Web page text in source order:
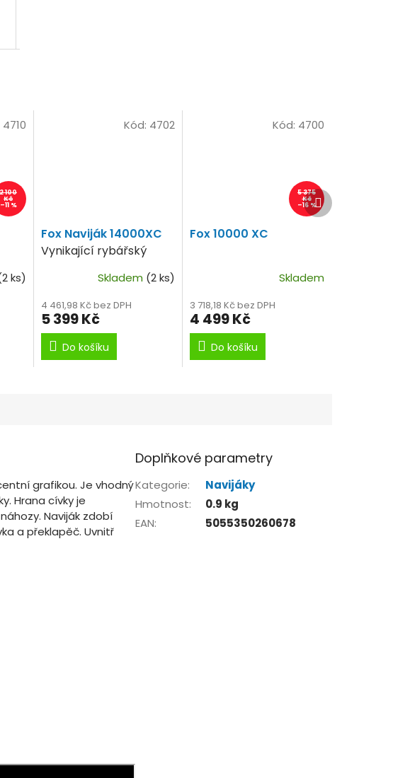
2 100
Kč
–11 %
ks)
4710
Fox Naviják 14000XC
Vynikající rybářský
Skladem (2 ks)
4 461,98 Kč bez DPH
5 399 Kč
Do košíku
Kód: 4702
5 375
Kč
–16 %
Fox 10000 XC
Skladem
3 718,18 Kč bez DPH
4 499 Kč
Do košíku
Kód: 4700
Další
produkt
grafikou. Je vhodný
Hrana cívky je
Naviják zdobí
a překlapěč. Uvnitř
Doplňkové parametry
Kategorie:
Navijáky
Hmotnost:
0.9 kg
EAN: 5055350260678